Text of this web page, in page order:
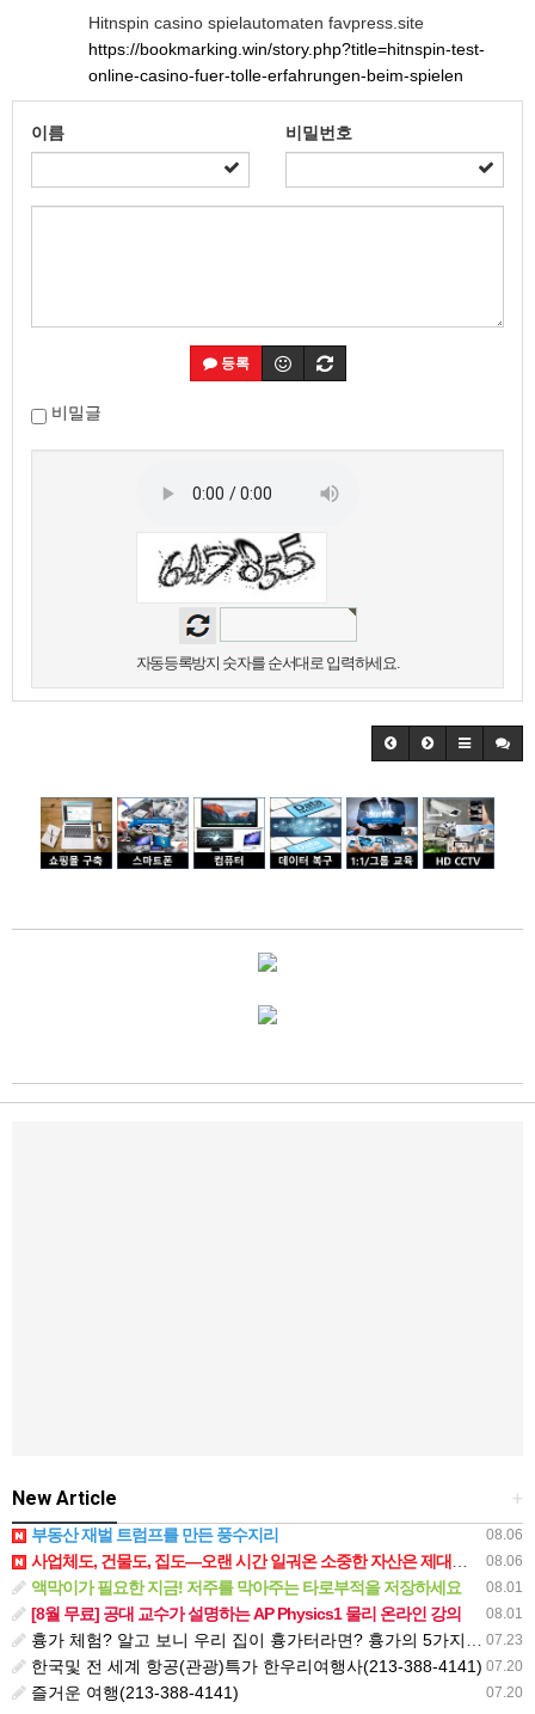
Hitnspin casino spielautomaten favpress.site
https://bookmarking.win/story.php?title=hitnspin-test-
online-casino-fuer-tolle-erfahrungen-beim-spielen
이름 비밀번호
등록
비밀글
자동등록방지 숫자를 순서대로 입력하세요.
+
New Article
08.06
부동산 재벌 트럼프를 만든 풍수지리
08.06
사업체도, 건물도, 집도—오랜 시간 일궈온 소중한 자산은 제대로 보호받아야 합니다.
08.01
액막이가 필요한 지금! 저주를 막아주는 타로부적을 저장하세요
08.01
[8월 무료] 공대 교수가 설명하는 AP Physics1 물리 온라인 강의
07.23
흉가 체험? 알고 보니 우리 집이 흉가터라면? 흉가의 5가지 조건 + 절대 사지 말아야 할 땅 체크리스트
07.20
한국및 전 세계 항공(관광)특가 한우리여행사(213-388-4141)
07.20
즐거운 여행(213-388-4141)